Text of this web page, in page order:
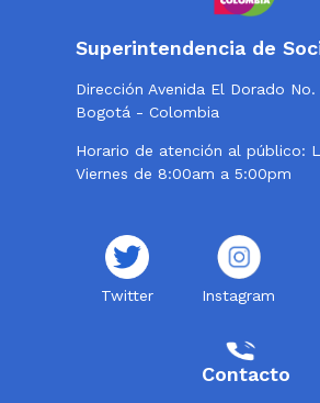
Superintendencia de
Dirección Avenida El Dorado
Bogotá - Colombia
Horario de atención al público:
Viernes de 8:00am a 5:00pm
Twitter Instagram
Contacto